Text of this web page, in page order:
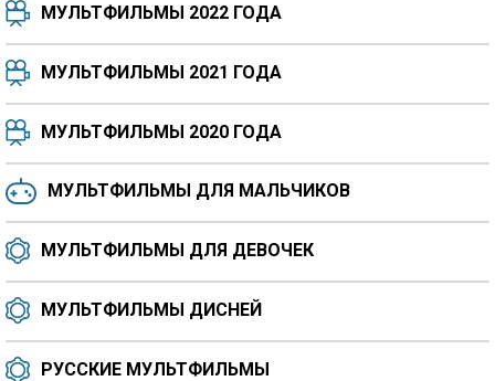
6.5 6.6 6.0 6.4
МУЛЬТФИЛЬМЫ 2022 ГОДА
МУЛЬТФИЛЬМЫ 2021 ГОДА
МУЛЬТФИЛЬМЫ 2020 ГОДА
МУЛЬТФИЛЬМЫ ДЛЯ МАЛЬЧИКОВ
МУЛЬТФИЛЬМЫ ДЛЯ ДЕВОЧЕК
МУЛЬТФИЛЬМЫ ДИСНЕЙ
РУССКИЕ МУЛЬТФИЛЬМЫ